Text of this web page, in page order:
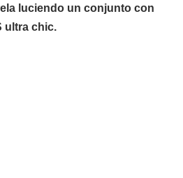
luciendo un conjunto con
ultra chic.